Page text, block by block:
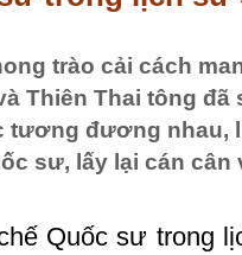
trào cải cách
Thiên Thai tông đã
tương đương nhau,
sư, lấy lại cán cân
Quốc sư trong